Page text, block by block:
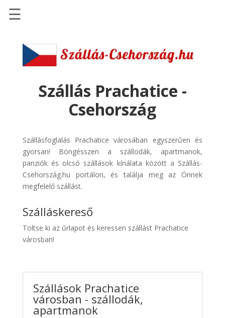
Szállások
Szállásinfo.eu
pénzvisszatérítéssel
Discover
Cars
Transzfer
Kiwi
Taxi
☰
Szállás Prachatice -
Csehország
Szállásfoglalás Prachatice városában egyszerűen és
gyorsan! Böngésszen a szállodák, apartmanok,
panziók és olcsó szállások kínálata között a Szállás-
Csehország.hu portálon, és találja meg az Önnek
megfelelő szállást.
Szálláskereső
Töltse ki az űrlapot és keressen szállást Prachatice
városban!
Szállások Prachatice
városban - szállodák,
apartmanok